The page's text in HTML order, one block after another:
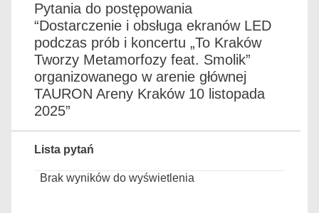
Pytania do postępowania
“Dostarczenie i obsługa ekranów LED
podczas prób i koncertu „To Kraków
Tworzy Metamorfozy feat. Smolik”
organizowanego w arenie głównej
TAURON Areny Kraków 10 listopada
2025”
Lista pytań
Brak wyników do wyświetlenia